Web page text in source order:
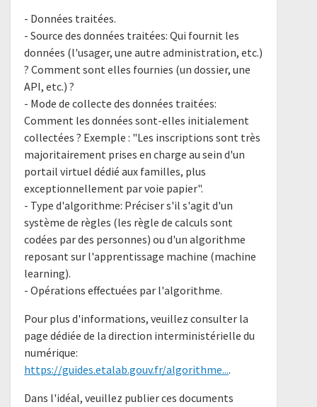
- Données traitées.
- Source des données traitées: Qui fournit les
données (l'usager, une autre administration, etc.)
? Comment sont elles fournies (un dossier, une
API, etc.) ?
- Mode de collecte des données traitées:
Comment les données sont-elles initialement
collectées ? Exemple : "Les inscriptions sont très
majoritairement prises en charge au sein d'un
portail virtuel dédié aux familles, plus
exceptionnellement par voie papier".
- Type d'algorithme: Préciser s'il s'agit d'un
système de règles (les règle de calculs sont
codées par des personnes) ou d'un algorithme
reposant sur l'apprentissage machine (machine
learning).
- Opérations effectuées par l'algorithme.
Pour plus d'informations, veuillez consulter la
page dédiée de la direction interministérielle du
numérique:
https://guides.etalab.gouv.fr/algorithme....
Dans l'idéal, veuillez publier ces documents